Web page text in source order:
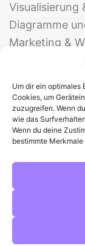
Um dir ein optimales
Cookies, um
zuzugreifen. Wenn
wie das
Wenn du deine
bestimmte
Visualisierung
Diagramme
Marketing &
Events &
©